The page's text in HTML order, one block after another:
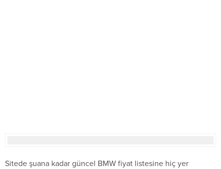
Sitede şuana kadar güncel BMW fiyat listesine hiç yer